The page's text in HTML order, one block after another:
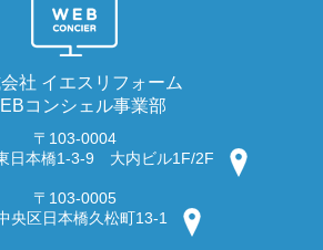
社 イエスリフォーム
コンシェル事業部
〒103-0004
日本橋1-3-9 大内ビル1F/2F
〒103-0005
央区日本橋久松町13-1